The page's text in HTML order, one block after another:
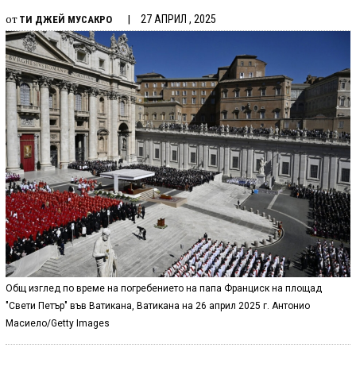
от ТИ ДЖЕЙ МУСАКРО 27 АПРИЛ , 2025
Общ изглед по време на погребението на папа Франциск на площад
"Свети Петър" във Ватикана, Ватикана на 26 април 2025 г. Антонио
Масиело/Getty Images